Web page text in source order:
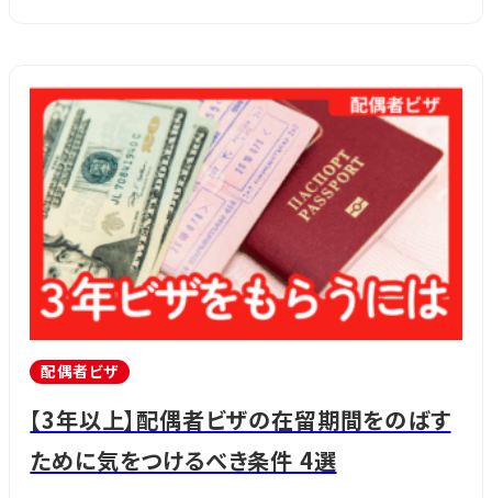
配偶者ビザ
【3年以上】配偶者ビザの在留期間をのばす
ために気をつけるべき条件 4選